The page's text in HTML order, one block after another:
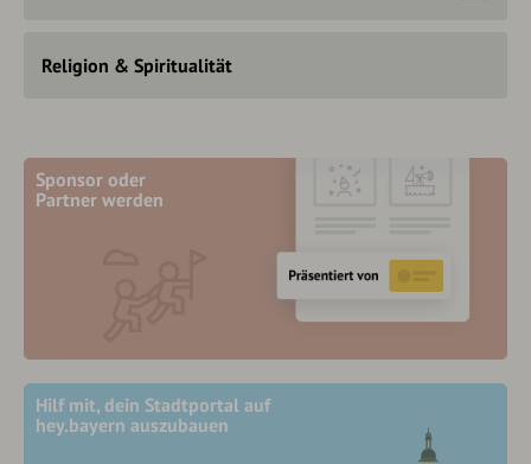
Religion & Spiritualität
Sponsor oder
Partner werden
Hilf mit, dein Stadtportal auf
hey.bayern auszubauen